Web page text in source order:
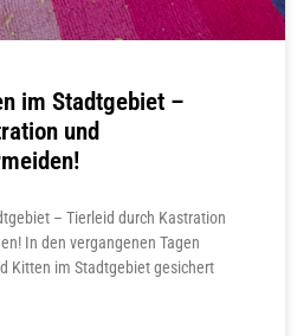
im Stadtgebiet –
und
– Tierleid durch Kastration
In den vergangenen Tagen
Kitten im Stadtgebiet gesichert